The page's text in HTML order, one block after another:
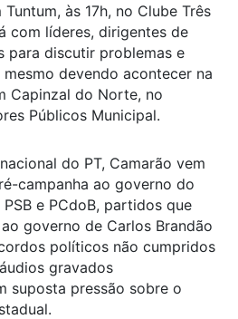
às 17h, no Clube Três
com líderes, dirigentes de
para discutir problemas e
devendo acontecer na
Capinzal do Norte, no
Públicos Municipal.
do PT, Camarão vem
campanha ao governo do
e PCdoB, partidos que
governo de Carlos Brandão
políticos não cumpridos
gravados
suposta pressão sobre o